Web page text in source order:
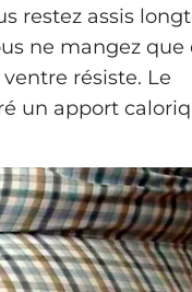
restez assis
ne mangez que
résiste. Le
un apport